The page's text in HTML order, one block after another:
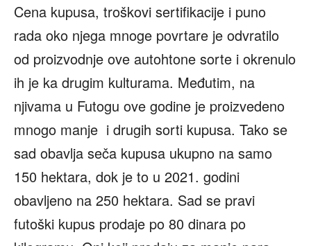
Cena kupusa, troškovi sertifikacije i puno
rada oko njega mnoge povrtare je odvratilo
od proizvodnje ove autohtone sorte i okrenulo
ih je ka drugim kulturama. Međutim, na
njivama u Futogu ove godine je proizvedeno
mnogo manje i drugih sorti kupusa. Tako se
sad obavlja seča kupusa ukupno na samo
150 hektara, dok je to u 2021. godini
obavljeno na 250 hektara. Sad se pravi
futoški kupus prodaje po 80 dinara po